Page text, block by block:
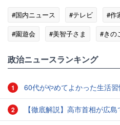
#国内ニュース #テレビ #作
#園遊会
#美智子さま #きの
政治ニュースランキング
1 60代がやめてよかった生活
2 【徹底解説】高市首相が広島でどう「非核三原則」言及？